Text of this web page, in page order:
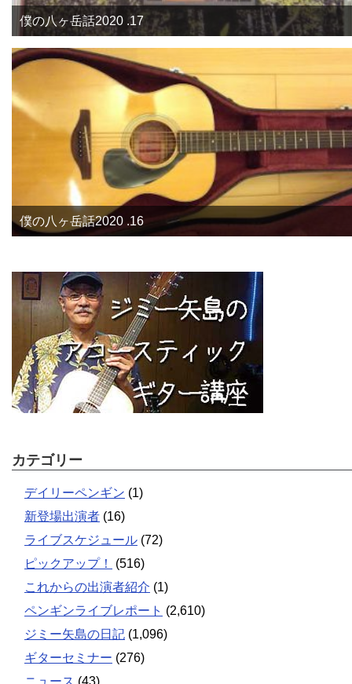
僕の八ヶ岳話2020 .17
僕の八ヶ岳話2020 .16
カテゴリー
デイリーペンギン (1)
新登場出演者 (16)
ライブスケジュール (72)
ピックアップ！
(516)
これからの出演者紹介 (1)
ペンギンライブレポート (2,610)
ジミー矢島の日記 (1,096)
ギターセミナー (276)